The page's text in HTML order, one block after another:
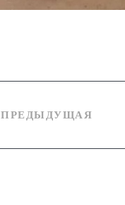
ПРЕДЫДУЩАЯ